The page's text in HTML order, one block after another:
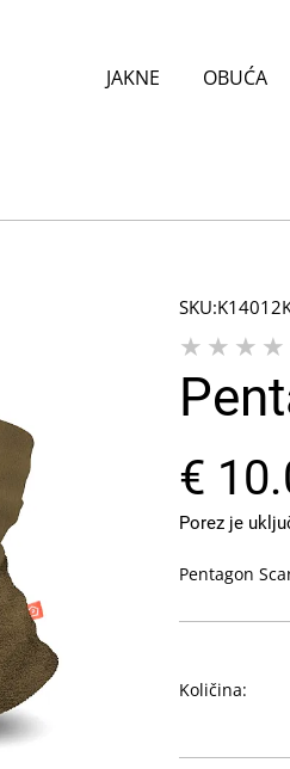
JAKNE OBUĆA
SKU:
€
Porez je
Pentagon
Količina: